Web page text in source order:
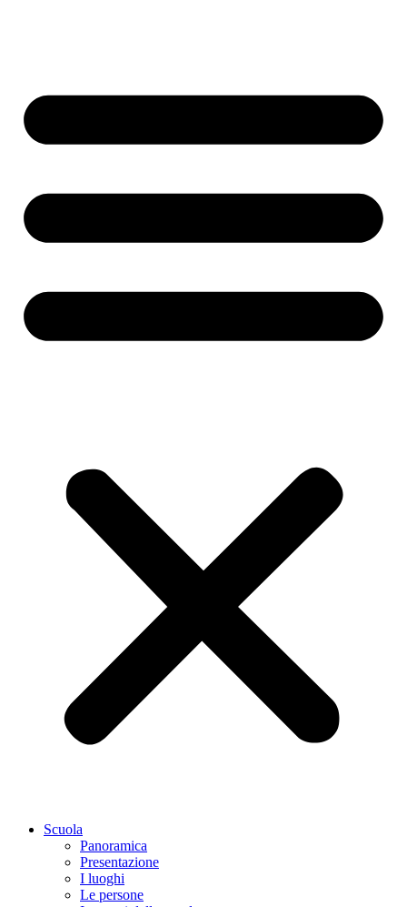
Scuola
Panoramica
Presentazione
I luoghi
Le persone